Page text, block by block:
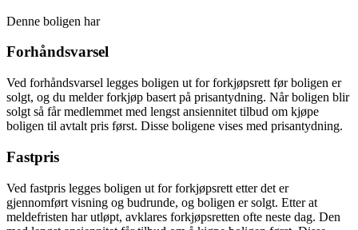
Denne boligen har
Forhåndsvarsel
Ved forhåndsvarsel legges boligen ut for forkjøpsrett før boligen er
solgt, og du melder forkjøp basert på prisantydning. Når boligen blir
solgt så får medlemmet med lengst ansiennitet tilbud om kjøpe
boligen til avtalt pris først. Disse boligene vises med prisantydning.
Fastpris
Ved fastpris legges boligen ut for forkjøpsrett etter det er
gjennomført visning og budrunde, og boligen er solgt. Etter at
meldefristen har utløpt, avklares forkjøpsretten ofte neste dag. Den